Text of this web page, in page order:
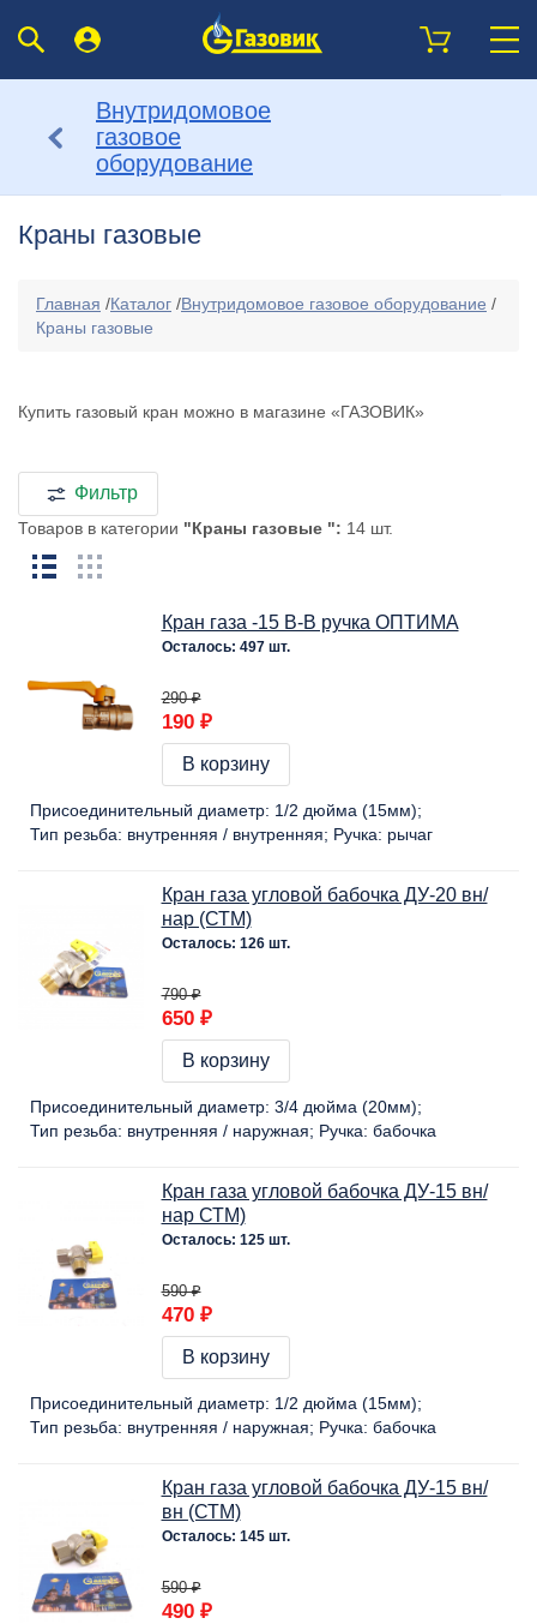
Внутридомовое
газовое
оборудование
Краны газовые
Главная /Каталог /Внутридомовое газовое оборудование /
Краны газовые
Купить газовый кран можно в магазине «ГАЗОВИК»
Фильтр
Товаров в категории "Краны газовые ": 14 шт.
Кран газа -15 В-В ручка ОПТИМА
Осталось: 497 шт.
290 ₽
190 ₽
В корзину
Присоединительный диаметр: 1/2 дюйма (15мм)
Тип резьба: внутренняя / внутренняя Ручка: рычаг
Кран газа угловой бабочка ДУ-20 вн/
нар (СТМ)
Осталось: 126 шт.
790 ₽
650 ₽
В корзину
Присоединительный диаметр: 3/4 дюйма (20мм)
Тип резьба: внутренняя / наружная Ручка: бабочка
Кран газа угловой бабочка ДУ-15 вн/
нар СТМ)
Осталось: 125 шт.
590 ₽
470 ₽
В корзину
Присоединительный диаметр: 1/2 дюйма (15мм)
Тип резьба: внутренняя / наружная Ручка: бабочка
Кран газа угловой бабочка ДУ-15 вн/
вн (СТМ)
Осталось: 145 шт.
590 ₽
490 ₽